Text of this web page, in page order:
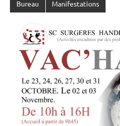
Bureau Manifestations